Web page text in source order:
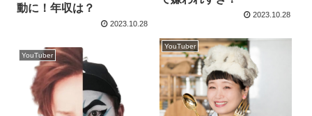
2023.10.28
動に！年収は？
2023.10.28
YouTuber
YouTuber